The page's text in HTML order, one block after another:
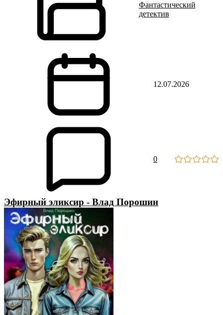
Фантастический
детектив
12.07.2026
0
Эфирный эликсир - Влад Порошин